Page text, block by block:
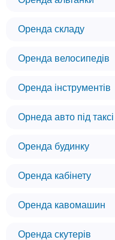
Оренда складу
Оренда велосипедів
Оренда інструментів
Орнеда авто під таксі
Оренда будинку
Оренда кабінету
Оренда кавомашин
Оренда скутерів